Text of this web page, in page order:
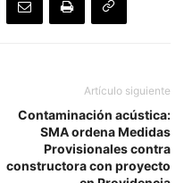
Artículo siguiente
Contaminación acústica:
SMA ordena Medidas
Provisionales contra
constructora con proyecto